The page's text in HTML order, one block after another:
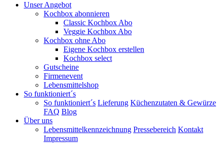
Unser Angebot
Kochbox abonnieren
Classic Kochbox Abo
Veggie Kochbox Abo
Kochbox ohne Abo
Eigene Kochbox erstellen
Kochbox select
Gutscheine
Firmenevent
Lebensmittelshop
So funktioniert´s
So funktioniert´s Lieferung Küchenzutaten & Gewürze
FAQ Blog
Über uns
Lebensmittelkennzeichnung Pressebereich Kontakt
Impressum